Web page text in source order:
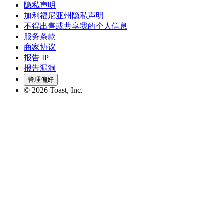
隐私声明
加利福尼亚州隐私声明
不得出售或共享我的个人信息
服务条款
商家协议
报告 IP
报告漏洞
管理偏好
© 2026 Toast, Inc.